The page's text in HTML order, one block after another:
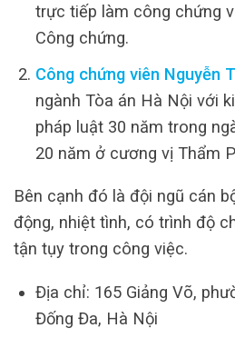
trực tiếp làm công chứng
Công chứng.
Công chứng viên Nguyễn
ngành Tòa án Hà Nội với
pháp luật 30 năm trong
20 năm ở cương vị Thẩm
Bên cạnh đó là đội ngũ cán
động, nhiệt tình, có trình độ
tận tụy trong công việc.
Địa chỉ: 165 Giảng Võ,
Đống Đa, Hà Nội